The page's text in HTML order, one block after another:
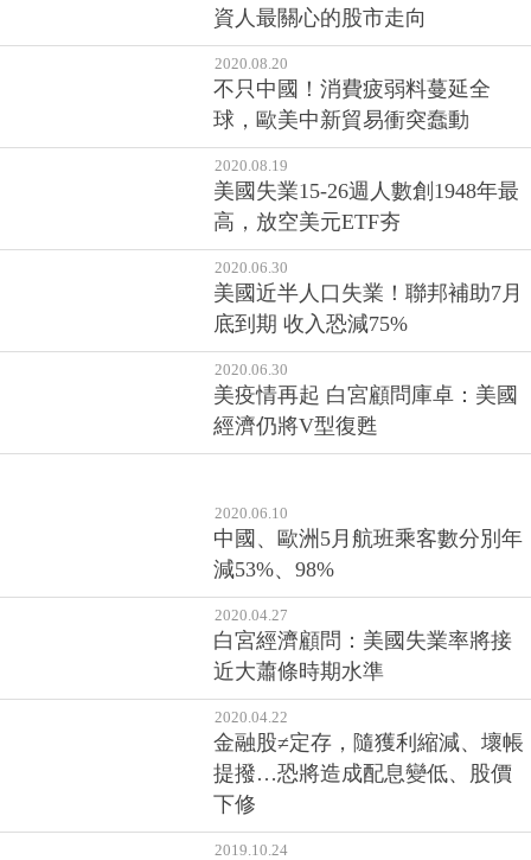
資人最關心的股市走向
2020.08.20
不只中國！消費疲弱料蔓延全
球，歐美中新貿易衝突蠢動
2020.08.19
美國失業15-26週人數創1948年最
高，放空美元ETF夯
2020.06.30
美國近半人口失業！聯邦補助7月
底到期 收入恐減75%
2020.06.30
美疫情再起 白宮顧問庫卓：美國
經濟仍將V型復甦
2020.06.10
中國、歐洲5月航班乘客數分別年
減53%、98%
2020.04.27
白宮經濟顧問：美國失業率將接
近大蕭條時期水準
2020.04.22
金融股≠定存，隨獲利縮減、壞帳
提撥…恐將造成配息變低、股價
下修
2019.10.24